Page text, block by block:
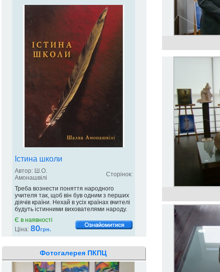
Істина школи
Автор: Ш.О.
Амонашвілі
Сторінок:
Треба вознести поняття народного
учителя так, щоб він був одним з перших
діячів країни. Нехай в усіх країнах вчителі
будуть істинними вихователями народу.
Є в наявності
Ціна: 80грн.
Фотогалерея ПКПЦ